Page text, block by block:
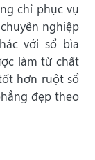
chỉ phục vụ
nghiệp
với sổ bìa
làm từ chất
hơn ruột sổ
đẹp theo